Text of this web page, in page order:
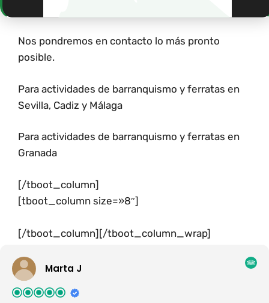
Nos pondremos en contacto lo más pronto
posible.
Para actividades de barranquismo y ferratas en
Sevilla, Cadiz y Málaga
Para actividades de barranquismo y ferratas en
Granada
[/tboot_column]
[tboot_column size=»8″]
[/tboot_column][/tboot_column_wrap]
Marta J